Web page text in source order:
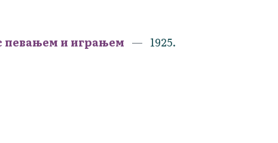
певањем и играњем
1925.